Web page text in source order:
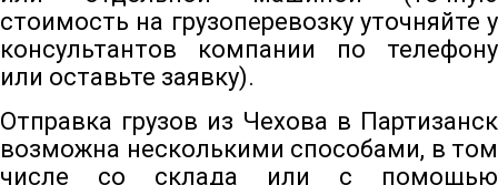
стоимость на грузоперевозку уточняйте у
консультантов компании по телефону
или оставьте заявку).
Отправка грузов из Чехова в Партизанск
возможна несколькими способами, в том
числе со склада или с помощью